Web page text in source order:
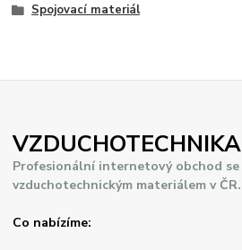
Spojovací materiál
VZDUCHOTECHNIKA
Profesionální internetový obchod se
vzduchotechnickým materiálem v ČR.
Co nabízíme: